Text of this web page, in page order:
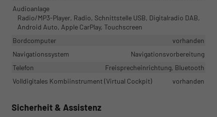
Audioanlage
Radio/MP3-Player, Radio, Schnittstelle USB, Digitalradio DAB,
Android Auto, Apple CarPlay, Touchscreen
Bordcomputer
vorhanden
Navigationssystem
Navigationsvorbereitung
Telefon
Freisprecheinrichtung, Bluetooth
Volldigitales Kombiinstrument (Virtual Cockpit)
vorhanden
Sicherheit & Assistenz